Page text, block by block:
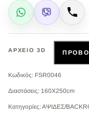
WhatsApp
Viber
ΑΡΧΕΊΟ 3D
Κωδικός: FSR0046
Διαστάσεις: 160X250cm
Κατηγορίες: ΑΨΙΔΕΣ/